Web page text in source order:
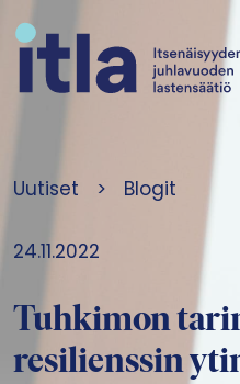
Uutiset > Blogit
24.11.2022
Tuhkimon
resilienssin